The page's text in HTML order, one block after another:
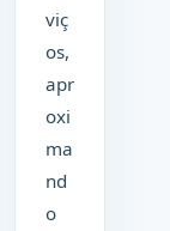
viç
os,
apr
oxi
ma
nd
o